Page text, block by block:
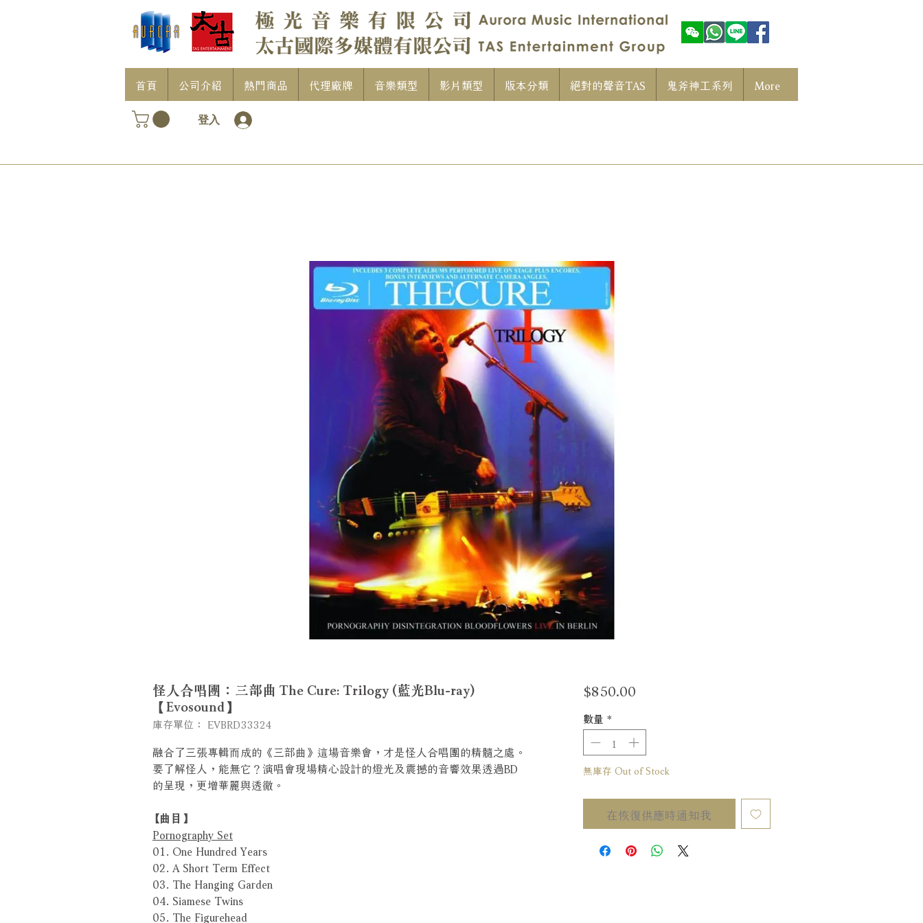
首頁 公司介紹 熱門商品 代理廠牌 音樂類型 影片類型 版本分類 絕對的聲音TAS 鬼斧神工系列 More
登入
怪人合唱團：三部曲 The Cure: Trilogy (藍光Blu-ray)
【Evosound】
庫存單位： EVBRD33324
融合了三張專輯而成的《三部曲》這場音樂會，才是怪人合唱團的精髓之處。
要了解怪人，能無它？演唱會現場精心設計的燈光及震撼的音響效果透過BD
的呈現，更增華麗與透徹。
【曲目】
Pornography Set
01. One Hundred Years
02. A Short Term Effect
03. The Hanging Garden
04. Siamese Twins
05. The Figurehead
$850.00價
數量 *
無庫存 Out of Stock
在恢復供應時通知我